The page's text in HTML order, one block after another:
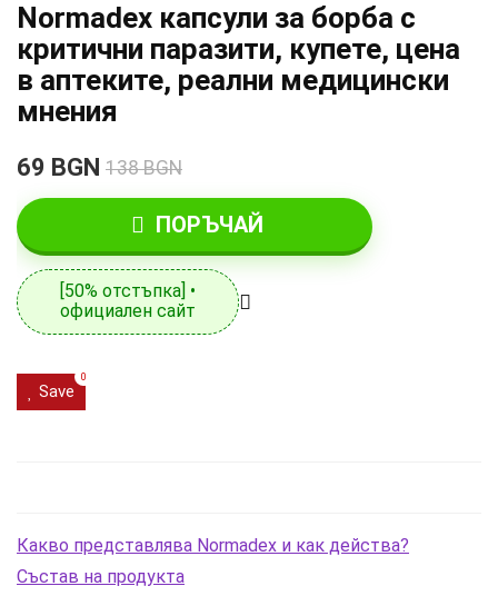
Normadex капсули за борба с
критични паразити, купете, цена
в аптеките, реални медицински
мнения
69 BGN 138 BGN
ПОРЪЧАЙ
[50% отстъпка] •
официален сайт
Save
0
Какво представлява Normadex и как действа?
Състав на продукта